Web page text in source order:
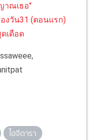
าณเธอ"
วัน31 (ตอนแรก)
เดือด
ไอจีดารา